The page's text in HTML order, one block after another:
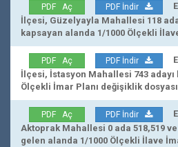
PDF Aç PDF İndir
İlçesi, Güzelyayla Mahallesi 118
kapsayan alanda 1/1000 Ölçekli
PDF Aç PDF İndir
İlçesi, İstasyon Mahallesi 743
Ölçekli İmar Planı değişiklik dosyası
PDF Aç PDF İndir
Aktoprak Mahallesi 0 ada 518,519
gelen alanda 1/1000 Ölçekli İlave